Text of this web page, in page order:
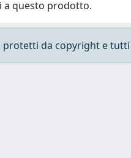
a questo prodotto.
protetti da copyright e